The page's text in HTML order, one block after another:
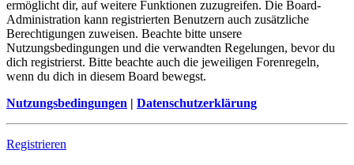
ermöglicht dir, auf weitere Funktionen zuzugreifen. Die Board-
Administration kann registrierten Benutzern auch zusätzliche
Berechtigungen zuweisen. Beachte bitte unsere
Nutzungsbedingungen und die verwandten Regelungen, bevor du
dich registrierst. Bitte beachte auch die jeweiligen Forenregeln,
wenn du dich in diesem Board bewegst.
Nutzungsbedingungen | Datenschutzerklärung
Registrieren